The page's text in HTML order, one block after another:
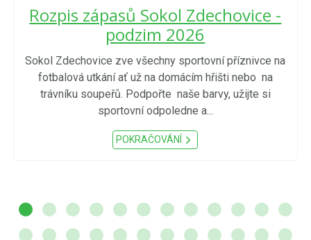
Rozpis zápasů Sokol Zdechovice -
podzim 2026
Sokol Zdechovice zve všechny sportovní příznivce na
fotbalová utkání ať už na domácím hřišti nebo na
trávníku soupeřů. Podpořte naše barvy, užijte si
sportovní odpoledne a...
POKRAČOVÁNÍ